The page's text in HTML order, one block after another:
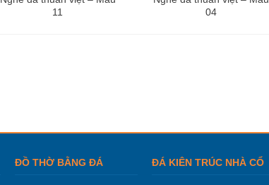
11
04
ĐỒ THỜ BẰNG ĐÁ ĐÁ KIÊN TRÚC NHÀ CỔ